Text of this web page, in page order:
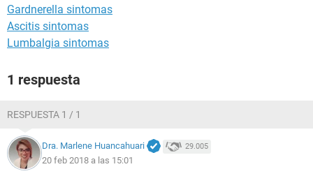
Gardnerella sintomas
Ascitis sintomas
Lumbalgia sintomas
1 respuesta
RESPUESTA 1 / 1
Dra. Marlene Huancahuari 29.005
20 feb 2018 a las 15:01